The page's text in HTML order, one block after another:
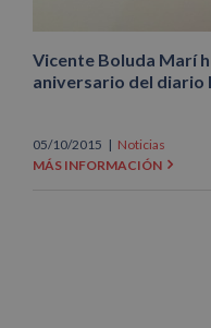
Vicente Boluda Marí
aniversario del diario
05/10/2015 | Noticias
MÁS INFORMACIÓN